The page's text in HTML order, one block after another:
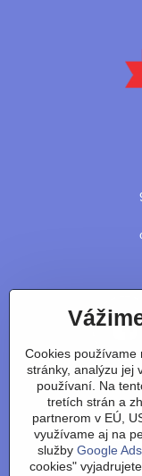
Cookies používame
stránky, analýzu jej
používaní. Na
tretích strán a
partnerom v EÚ,
využívame aj na
služby Google
cookies"